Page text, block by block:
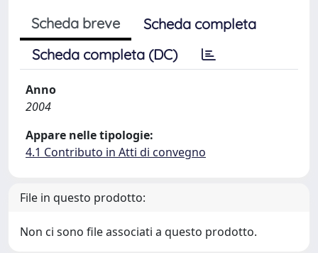
Scheda breve
Scheda completa
Scheda completa (DC)
Anno
2004
Appare nelle tipologie:
4.1 Contributo in Atti di convegno
File in questo prodotto:
Non ci sono file associati a questo prodotto.